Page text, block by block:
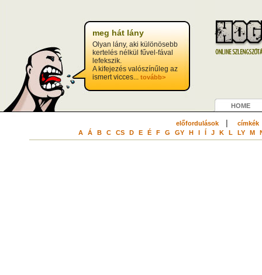
meg hát lány
Olyan lány, aki különösebb
kertelés nélkül fűvel-fával
lefekszik.
A kifejezés valószínűleg az
ismert vicces... tovább>
HOME
előfordulások| címkék
A Á B C CS D E É F G GY H I Í J K L LY M